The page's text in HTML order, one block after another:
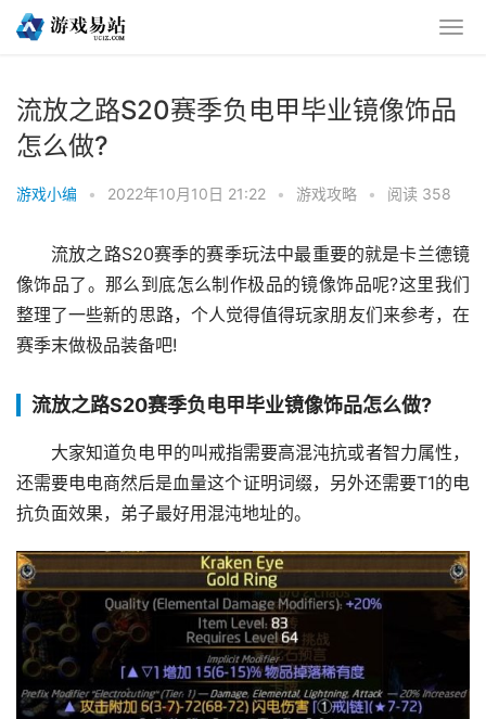
流放之路S20赛季负电甲毕业镜像饰品
怎么做?
游戏小编 • 2022年10月10日 21:22 • 游戏攻略 • 阅读 358
流放之路S20赛季的赛季玩法中最重要的就是卡兰德镜
像饰品了。那么到底怎么制作极品的镜像饰品呢?这里我们
整理了一些新的思路，个人觉得值得玩家朋友们来参考，在
赛季末做极品装备吧!
流放之路S20赛季负电甲毕业镜像饰品怎么做?
大家知道负电甲的叫戒指需要高混沌抗或者智力属性，
还需要电电商然后是血量这个证明词缀，另外还需要T1的电
抗负面效果，弟子最好用混沌地址的。